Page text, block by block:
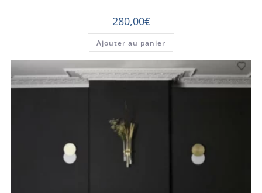
280,00€
Ajouter au panier